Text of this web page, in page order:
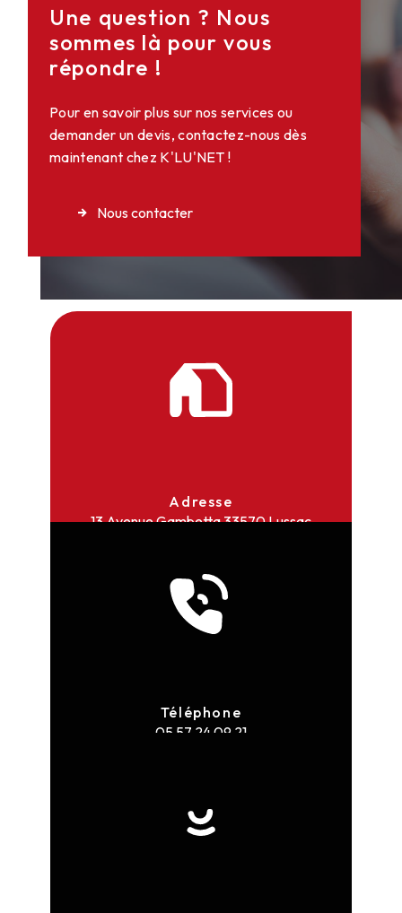
Une question ? Nous
sommes là pour vous
répondre !
Pour en savoir plus sur nos services ou
demander un devis, contactez-nous dès
maintenant chez K'LU'NET !
Nous contacter
Adresse
13 Avenue Gambetta33570 Lussac
Téléphone
05 57 24 09 21